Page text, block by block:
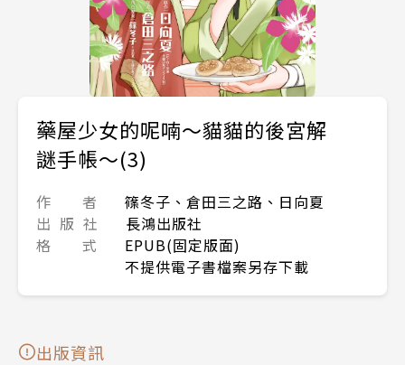
藥屋少女的呢喃～貓貓的後宮解
謎手帳～(3)
作 者
篠冬子、倉田三之路、日向夏
出 版 社
長鴻出版社
格 式
EPUB(固定版面)
不提供電子書檔案另存下載
出版資訊